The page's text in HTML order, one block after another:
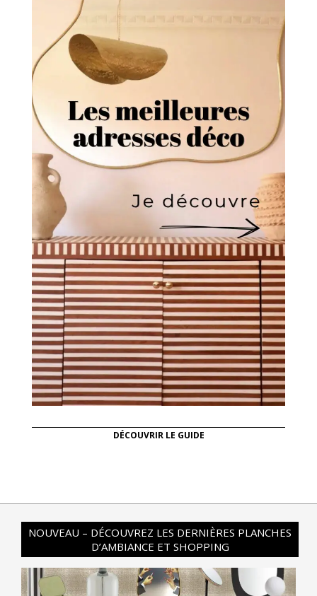
DÉCOUVRIR LE GUIDE
NOUVEAU – DÉCOUVREZ LES DERNIÈRES PLANCHES
D’AMBIANCE ET SHOPPING